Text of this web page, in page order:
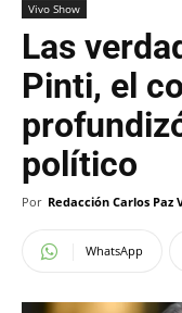
Vivo Show
Las
Pinti, el
político
Por Redacción Carlos Paz
WhatsApp